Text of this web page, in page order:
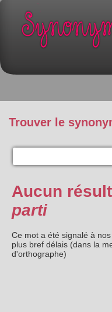
Trouver le
Aucun
parti
Ce mot a été signalé à
plus bref délais (dans la
d'orthographe)